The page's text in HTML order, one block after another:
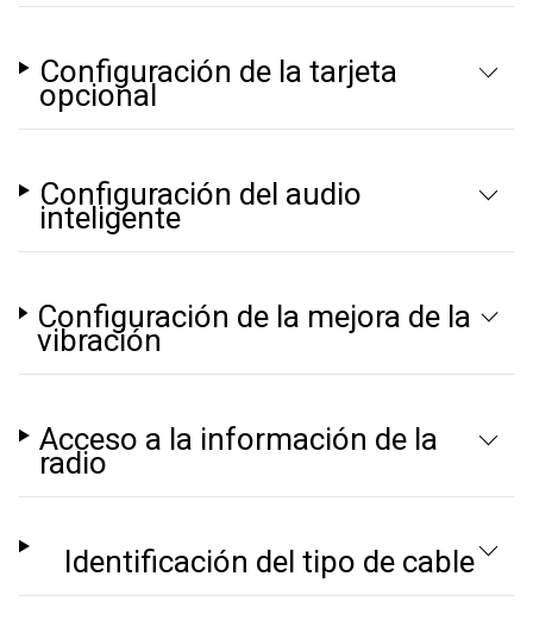
Configuración de la tarjeta
opcional
Configuración del audio
inteligente
Configuración de la mejora de la
vibración
Acceso a la información de la
radio
Identificación del tipo de cable